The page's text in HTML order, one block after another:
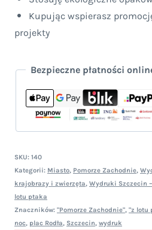
Kupując wspierasz
projekty
Bezpieczne płatności
SKU: 140
Kategorii: Miasto, Pomorze Zachodnie,
krajobrazy i zwierzęta, Wydruki Szczecin
lotu ptaka
Znaczników: "Pomorze Zachodnie", "z lotu
noc, plac Rodła, Szczecin, wydruk